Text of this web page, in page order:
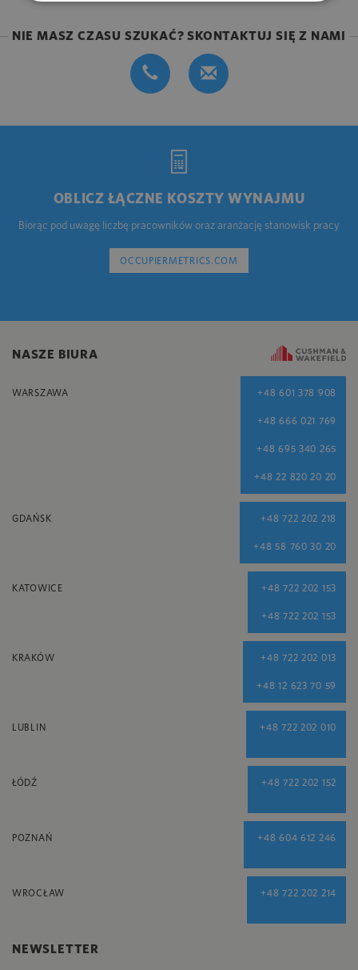
NIE MASZ CZASU SZUKAĆ? SKONTAKTUJ SIĘ Z NAMI
OBLICZ ŁĄCZNE KOSZTY WYNAJMU
Biorąc pod uwagę liczbę pracowników oraz aranżację stanowisk pracy
OCCUPIERMETRICS.COM
NASZE BIURA
WARSZAWA +48 601 378 908
+48 666 021 769
+48 695 340 265
+48 22 820 20 20
GDAŃSK +48 722 202 218
+48 58 760 30 20
KATOWICE +48 722 202 153
+48 722 202 153
KRAKÓW +48 722 202 013
+48 12 623 70 59
LUBLIN +48 722 202 010
ŁÓDŹ +48 722 202 152
POZNAŃ +48 604 612 246
WROCŁAW +48 722 202 214
NEWSLETTER